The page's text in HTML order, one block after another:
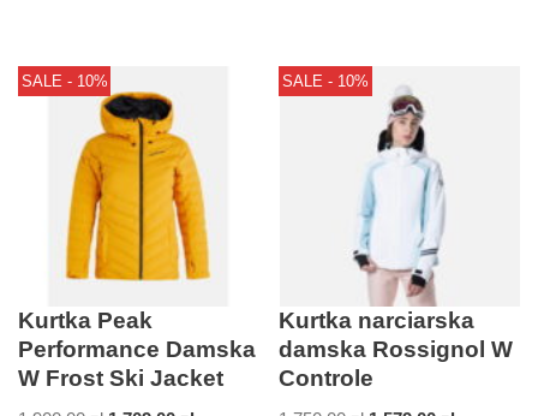
SALE - 10%
Kurtka Peak
Performance Damska
W Frost Ski Jacket
SALE - 10%
Kurtka narciarska
damska Rossignol W
Controle